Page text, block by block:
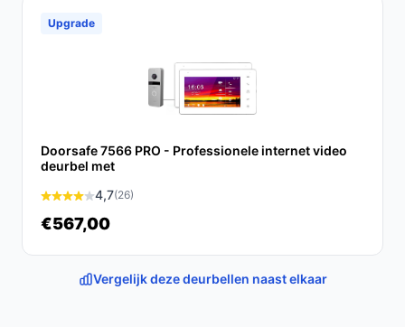
Upgrade
Doorsafe 7566 PRO - Professionele internet video
deurbel met
4,7(26)
€567,00
Vergelijk deze deurbellen naast elkaar